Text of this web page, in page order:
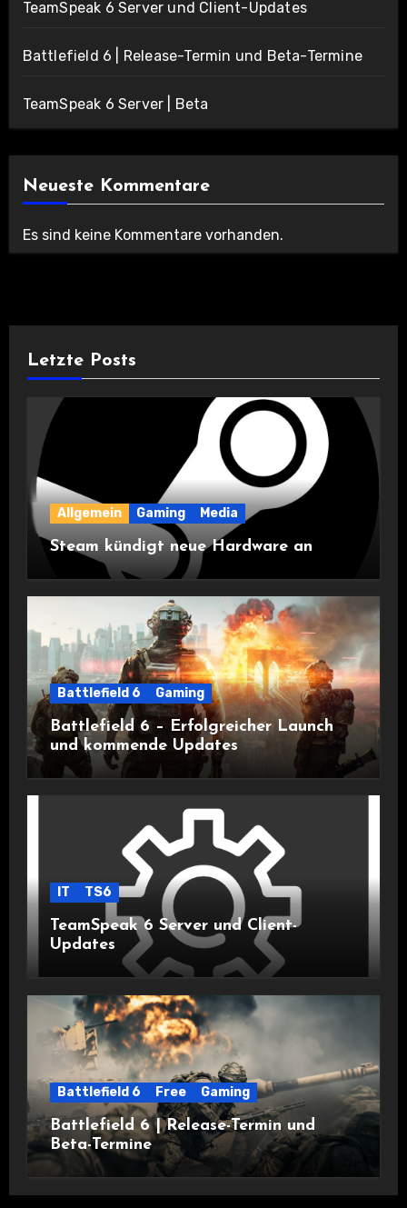
TeamSpeak 6 Server und Client-Updates
Battlefield 6 | Release-Termin und Beta-Termine
TeamSpeak 6 Server | Beta
Neueste Kommentare
Es sind keine Kommentare vorhanden.
Letzte Posts
Allgemein Gaming Media
Steam kündigt neue Hardware an
Battlefield 6 Gaming
Battlefield 6 – Erfolgreicher Launch
und kommende Updates
IT TS6
TeamSpeak 6 Server und Client-
Updates
Battlefield 6 Free Gaming
Battlefield 6 | Release-Termin und
Beta-Termine